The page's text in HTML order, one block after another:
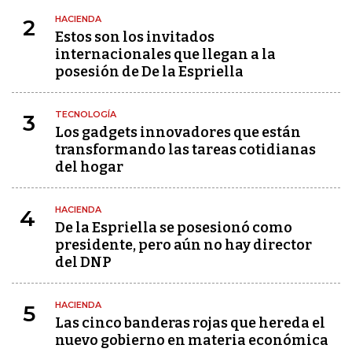
2 HACIENDA
Estos son los invitados
internacionales que llegan a la
posesión de De la Espriella
3 TECNOLOGÍA
Los gadgets innovadores que están
transformando las tareas cotidianas
del hogar
4 HACIENDA
De la Espriella se posesionó como
presidente, pero aún no hay director
del DNP
5 HACIENDA
Las cinco banderas rojas que hereda el
nuevo gobierno en materia económica